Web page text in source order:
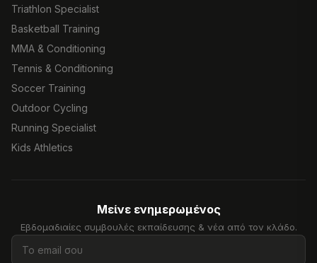
Triathlon Specialist
Basketball Training
MMA & Conditioning
Tennis & Conditioning
Soccer Training
Outdoor Cycling
Running Specialist
Kids Athletics
Μείνε ενημερωμένος
Εβδομαδιαίες συμβουλές εκπαίδευσης & νέα από τον κλάδο.